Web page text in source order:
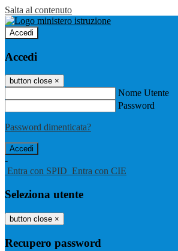
Salta al contenuto
Accedi
Accedi
button close ×
Nome Utente
Password
Password dimenticata?
-
Entra con SPID Entra con CIE
Seleziona utente
button close ×
Recupero password